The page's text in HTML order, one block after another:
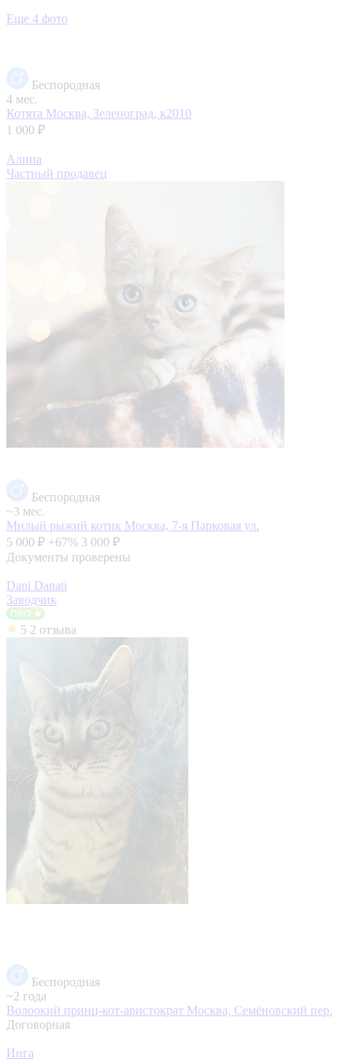
Еще 4 фото
Беспородная
4 мес.
Котята Москва, Зеленоград, к2010
1 000 ₽
Алина
Частный продавец
Беспородная
~3 мес.
Милый рыжий котик Москва, 7-я Парковая ул.
5 000 ₽ +67% 3 000 ₽
Документы проверены
Dani Danati
Заводчик
5 2 отзыва
Беспородная
~2 года
Волоокий принц-кот-аристократ Москва, Семёновский пер.
Договорная
Инга